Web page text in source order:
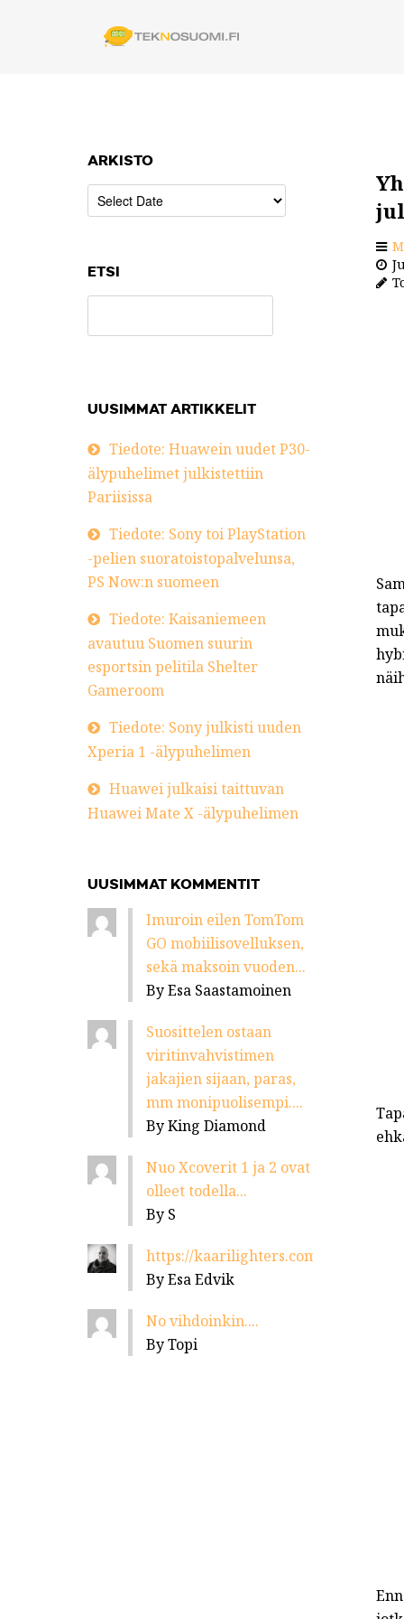
ARKISTO
ETSI
UUSIMMAT ARTIKKELIT
Tiedote: Huawein uudet P30-
älypuhelimet julkistettiin
Pariisissa
Tiedote: Sony toi PlayStation
-pelien suoratoistopalvelunsa,
PS Now:n suomeen
Tiedote: Kaisaniemeen
avautuu Suomen suurin
esportsin pelitila Shelter
Gameroom
Tiedote: Sony julkisti uuden
Xperia 1 -älypuhelimen
Huawei julkaisi taittuvan
Huawei Mate X -älypuhelimen
UUSIMMAT KOMMENTIT
Imuroin eilen TomTom
GO mobiilisovelluksen,
sekä maksoin vuoden...
By Esa Saastamoinen
Suosittelen ostaan
viritinvahvistimen
jakajien sijaan, paras,
mm monipuolisempi....
By King Diamond
Nuo Xcoverit 1 ja 2 ovat
olleet todella...
By S
https://kaarilighters.com/
By Esa Edvik
No vihdoinkin....
By Topi